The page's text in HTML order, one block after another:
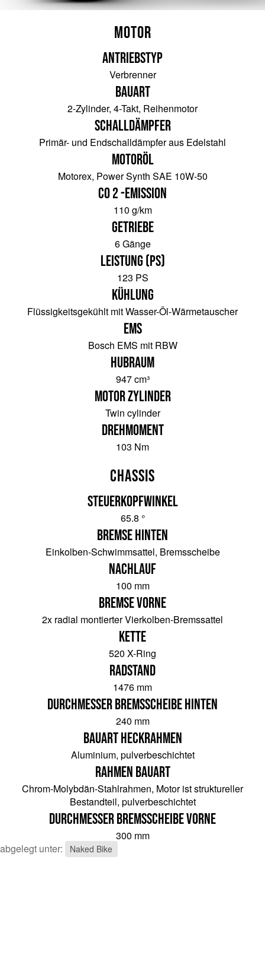
Motor
Antriebstyp
Verbrenner
Bauart
2-Zylinder, 4-Takt, Reihenmotor
Schalldämpfer
Primär- und Endschalldämpfer aus Edelstahl
Motoröl
Motorex, Power Synth SAE 10W-50
CO 2 -Emission
110 g/km
Getriebe
6 Gänge
Leistung (PS)
123 PS
Kühlung
Flüssigkeitsgekühlt mit Wasser-Öl-Wärmetauscher
EMS
Bosch EMS mit RBW
Hubraum
947 cm³
Motor Zylinder
Twin cylinder
Drehmoment
103 Nm
Chassis
Steuerkopfwinkel
65.8 °
Bremse hinten
Einkolben-Schwimmsattel, Bremsscheibe
Nachlauf
100 mm
Bremse vorne
2x radial montierter Vierkolben-Bremssattel
Kette
520 X-Ring
Radstand
1476 mm
Durchmesser Bremsscheibe hinten
240 mm
Bauart Heckrahmen
Aluminium, pulverbeschichtet
Rahmen Bauart
Chrom-Molybdän-Stahlrahmen, Motor ist struktureller
Bestandteil, pulverbeschichtet
Durchmesser Bremsscheibe vorne
300 mm
abgelegt unter:
Naked Bike